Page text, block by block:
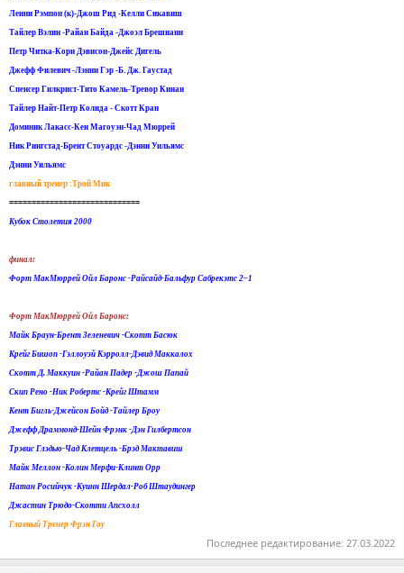
Ленни Рэмпон (к)-Джош Рид -Келли Сикавиш
Тайлер Вэлин -Райан Байда -Джоэл Брешиани
Петр Читка-Кори Дэвисон-Джейс Дигель
Джефф Филевич -Лэнни Гэр -Б. Дж. Гаустад
Спенсер Гилкрист-Тито Камель-Тревор Кинан
Тайлер Найт-Петр Колида - Скотт Кран
Доминик Лакасс-Кен Магоуэн-Чад Мюррей
Ник Рингстад-Брент Стоуардс -Дэнни Уильямс
Дэнни Уильямс
главный тренер :Трой Мик
=============================
Кубок Столетия 2000
финал:
Форт МакМюррей Ойл Баронс -Райсайд-Бальфур Сабрекэтс 2–1
Форт МакМюррей Ойл Баронс:
Майк Браун-Брент Зеленевич -Скотт Басюк
Крейг Бишоп -Гэллоуэй Кэрролл-Дэвид Маккалох
Скотт Д. Маккуин -Райан Падер -Джош Папай
Скип Рено -Ник Робертс -Крейг Штамм
Кент Бигль-Джейсон Бойд -Тайлер Броу
Джефф Драммонд-Шейн Фрэнк -Дэн Гилбертсон
Трэвис Глэдью-Чад Клетцель -Брэд Мактавиш
Майк Меллон -Колин Мерфи-Клинт Орр
Натан Росийчук -Куинн Шердал-Роб Штаудингер
Джастин Трюдо-Скотти Апсхолл
Главный Тренер Фрэн Гоу
Последнее редактирование: 27.03.2022